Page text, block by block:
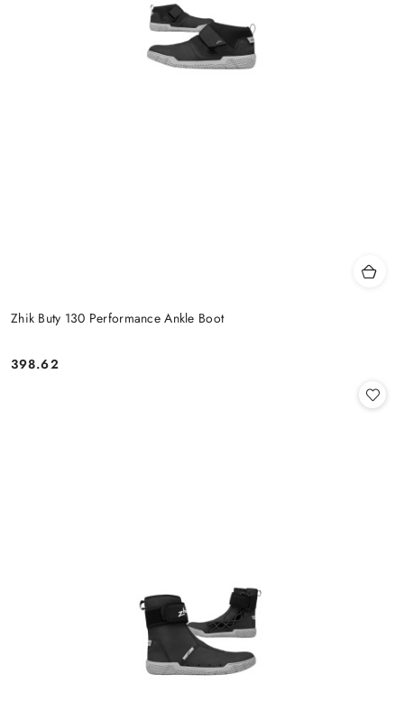
Zhik Buty 130 Performance Ankle Boot
Cena:
398.62